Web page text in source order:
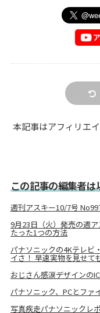
本記事はアフィリエ
この記事の編集者
週刊アスキー10/7号
9月23日（火）発売の週
たった1つの方法
パナソニックの4Kテレビ
イさ！ 早速実物を見せて
おじさん感涙デザインの
パナソニック、PCとファ
写真疾走パナソニックレ